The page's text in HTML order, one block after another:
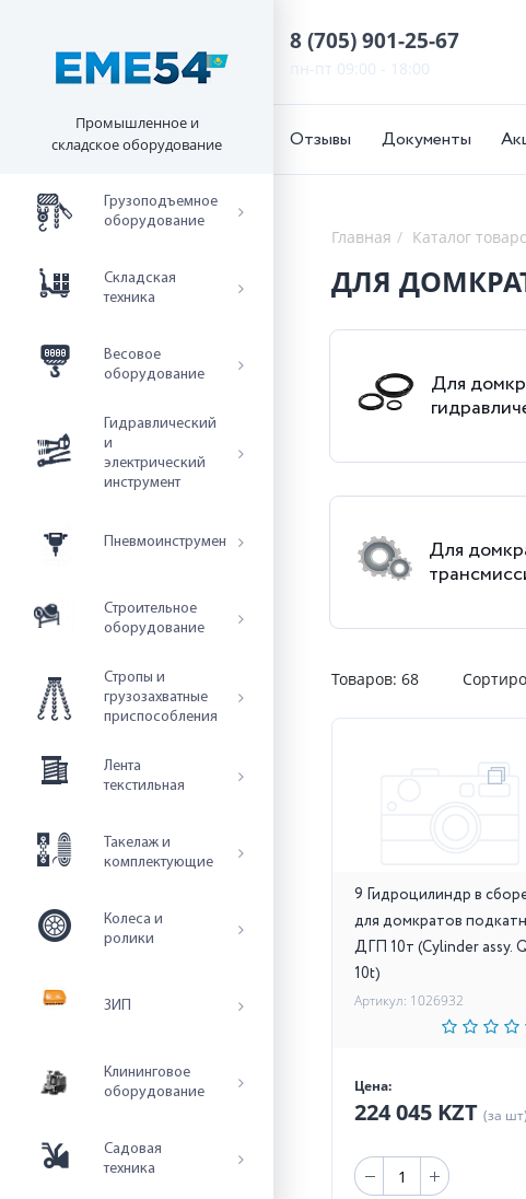
Промышленное и
складское оборудование
Грузоподъемное
оборудование
Складская
техника
Весовое
оборудование
Гидравлический
и
электрический
инструмент
Пневмоинструмент
Строительное
оборудование
Стропы и
грузозахватные
приспособления
Лента
текстильная
Такелаж и
комплектующие
Колеса и
ролики
ЗИП
Клининговое
оборудование
Садовая
техника
8 (705) 901-25-67
пн-пт 09:00 - 18:00
Отзывы Документы
Главная Каталог
ДЛЯ
Для
Для
Товаров: 68
9 Гидроцилиндр в
для домкратов
ДГП 10т (Cylinder assy.
10t)
Артикул: 1026932
Цена:
224 045 KZT (за шт)